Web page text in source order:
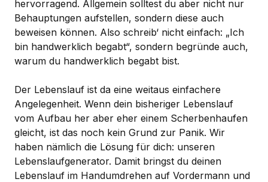
hervorragend. Allgemein solltest du aber nicht nur
Behauptungen aufstellen, sondern diese auch
beweisen können. Also schreib‘ nicht einfach: „Ich
bin handwerklich begabt“, sondern begründe auch,
warum du handwerklich begabt bist.
Der Lebenslauf ist da eine weitaus einfachere
Angelegenheit. Wenn dein bisheriger Lebenslauf
vom Aufbau her aber eher einem Scherbenhaufen
gleicht, ist das noch kein Grund zur Panik. Wir
haben nämlich die Lösung für dich: unseren
Lebenslaufgenerator. Damit bringst du deinen
Lebenslauf im Handumdrehen auf Vordermann und